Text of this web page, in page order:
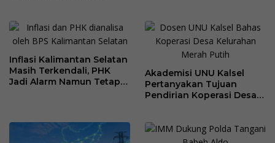
Inflasi Kalimantan Selatan
Masih Terkendali, PHK
Jadi Alarm Namun Tetap
Akademisi UNU Kalsel
Pertanyakan Tujuan
Pendirian Koperasi Desa